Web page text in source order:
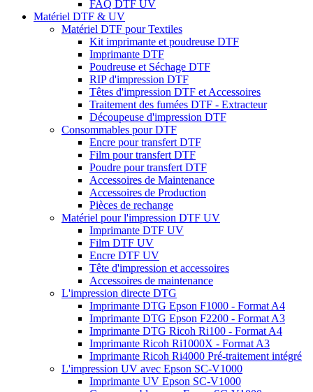
FAQ DTF UV
Matériel DTF & UV
Matériel DTF pour Textiles
Kit imprimante et poudreuse DTF
Imprimante DTF
Poudreuse et Séchage DTF
RIP d'impression DTF
Têtes d'impression DTF et Accessoires
Traitement des fumées DTF - Extracteur
Découpeuse d'impression DTF
Consommables pour DTF
Encre pour transfert DTF
Film pour transfert DTF
Poudre pour transfert DTF
Accessoires de Maintenance
Accessoires de Production
Pièces de rechange
Matériel pour l'impression DTF UV
Imprimante DTF UV
Film DTF UV
Encre DTF UV
Tête d'impression et accessoires
Accessoires de maintenance
L'impression directe DTG
Imprimante DTG Epson F1000 - Format A4
Imprimante DTG Epson F2200 - Format A3
Imprimante DTG Ricoh Ri100 - Format A4
Imprimante Ricoh Ri1000X - Format A3
Imprimante Ricoh Ri4000 Pré-traitement intégré
L'impression UV avec Epson SC-V1000
Imprimante UV Epson SC-V1000